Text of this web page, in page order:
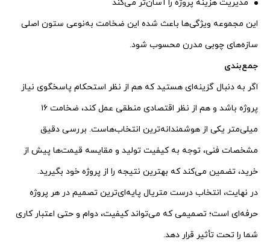
مدیریت هزینه پروژه را آسان‌تر می‌کند
این مجموعه ویژگی‌ها باعث شده این ضخامت به‌نوعی ستون اصلی
سازه‌های چوبی مدرن محسوب شود.
جمع‌بندی
اگر به دنبال گزینه‌ای هستید که هم از نظر استحکام پاسخگوی نیاز
پروژه باشد و هم از نظر اقتصادی منطقی عمل کند، ضخامت ۱۶
میلی‌متر یکی از هوشمندانه‌ترین انتخاب‌هاست. بررسی دقیق
مشخصات فنی، توجه به کیفیت تولید و مقایسه قیمت‌ها پیش از
خرید، تضمین می‌کند که بهترین نتیجه را از پروژه خود بگیرید.
در نهایت، انتخاب درست متریال پایه‌ای‌ترین تصمیم در هر پروژه
حرفه‌ای است؛ تصمیمی که می‌تواند کیفیت، دوام و حتی اعتبار کاری
شما را تحت تأثیر قرار دهد.